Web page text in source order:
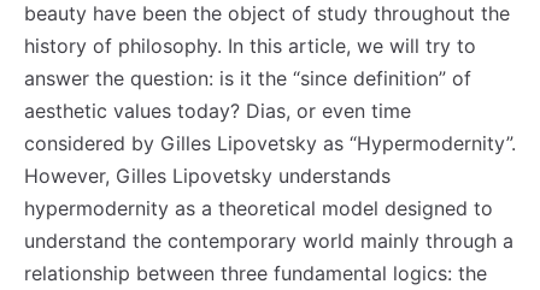
beauty have been the object of study throughout the
history of philosophy. In this article, we will try to
answer the question: is it the “since definition” of
aesthetic values ​​today? Dias, or even time
considered by Gilles Lipovetsky as “Hypermodernity”.
However, Gilles Lipovetsky understands
hypermodernity as a theoretical model designed to
understand the contemporary world mainly through a
relationship between three fundamental logics: the